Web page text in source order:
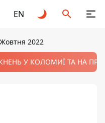
EN
2022
У КОЛОМИЇ ТА НА